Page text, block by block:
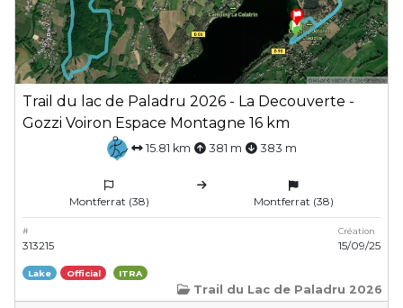
Trail du lac de Paladru 2026 - La Decouverte -
Gozzi Voiron Espace Montagne 16 km
15.81 km 381 m 383 m
Montferrat (38) Montferrat (38)
#
313215
Création
15/09/25
Lake Official ITRA
Trail du Lac de Paladru 2026